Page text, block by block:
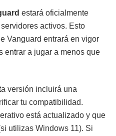
estará oficialmente
activos. Esto
Vanguard entrará en vigor
entrar a jugar a menos que
versión incluirá una
tu compatibilidad.
está actualizado y que
utilizas Windows 11). Si